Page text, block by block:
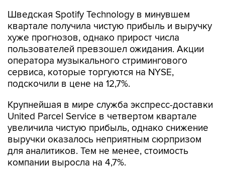
Шведская Spotify Technology в минувшем
квартале получила чистую прибыль и выручку
хуже прогнозов, однако прирост числа
пользователей превзошел ожидания. Акции
оператора музыкального стримингового
сервиса, которые торгуются на NYSE,
подскочили в цене на 12,7%.
Крупнейшая в мире служба экспресс-доставки
United Parcel Service в четвертом квартале
увеличила чистую прибыль, однако снижение
выручки оказалось неприятным сюрпризом
для аналитиков. Тем не менее, стоимость
компании выросла на 4,7%.